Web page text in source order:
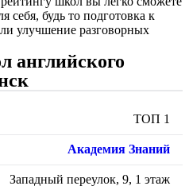
себя, будь то подготовка к
улучшение разговорных
английского
ТОП 1
Академия Знаний
Западный переулок, 9, 1 этаж